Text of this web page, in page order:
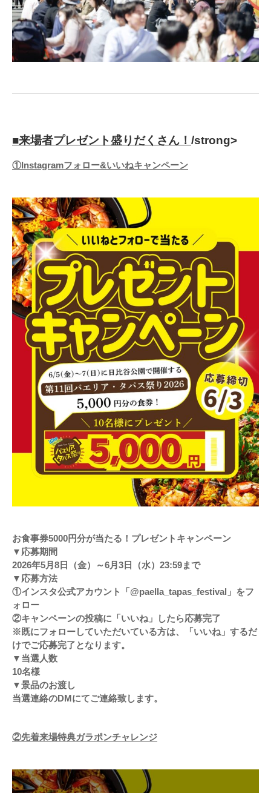
■来場者プレゼント盛りだくさん！ /strong>
①Instagramフォロー&いいねキャンペーン
お食事券5000円分が当たる！プレゼントキャンペーン
▼応募期間
2026年5月8日（金）～6月3日（水）23:59まで
▼応募方法
①インスタ公式アカウント「@paella_tapas_festival」をフ
ォロー
②キャンペーンの投稿に「いいね」したら応募完了
※既にフォローしていただいている方は、「いいね」するだ
けでご応募完了となります。
▼当選人数
10名様
▼景品のお渡し
当選連絡のDMにてご連絡致します。
②先着来場特典ガラポンチャレンジ